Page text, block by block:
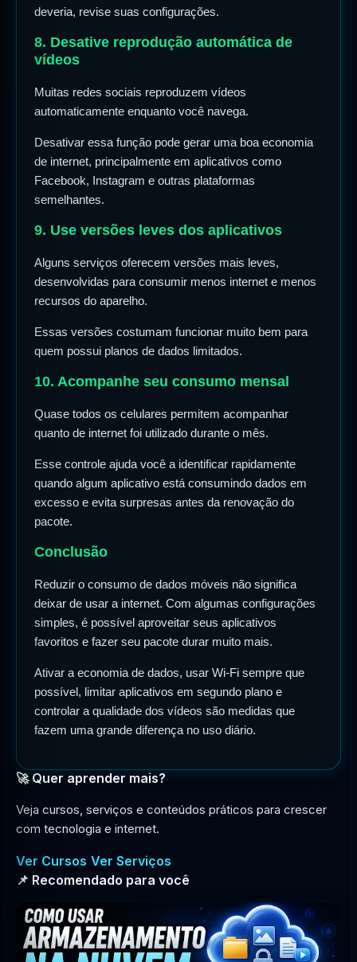
deveria, revise suas configurações.
8. Desative reprodução automática de
vídeos
Muitas redes sociais reproduzem vídeos
automaticamente enquanto você navega.
Desativar essa função pode gerar uma boa economia
de internet, principalmente em aplicativos como
Facebook, Instagram e outras plataformas
semelhantes.
9. Use versões leves dos aplicativos
Alguns serviços oferecem versões mais leves,
desenvolvidas para consumir menos internet e menos
recursos do aparelho.
Essas versões costumam funcionar muito bem para
quem possui planos de dados limitados.
10. Acompanhe seu consumo mensal
Quase todos os celulares permitem acompanhar
quanto de internet foi utilizado durante o mês.
Esse controle ajuda você a identificar rapidamente
quando algum aplicativo está consumindo dados em
excesso e evita surpresas antes da renovação do
pacote.
Conclusão
Reduzir o consumo de dados móveis não significa
deixar de usar a internet. Com algumas configurações
simples, é possível aproveitar seus aplicativos
favoritos e fazer seu pacote durar muito mais.
Ativar a economia de dados, usar Wi-Fi sempre que
possível, limitar aplicativos em segundo plano e
controlar a qualidade dos vídeos são medidas que
fazem uma grande diferença no uso diário.
🚀 Quer aprender mais?
Veja cursos, serviços e conteúdos práticos para crescer
com tecnologia e internet.
Ver Cursos Ver Serviços
📌 Recomendado para você